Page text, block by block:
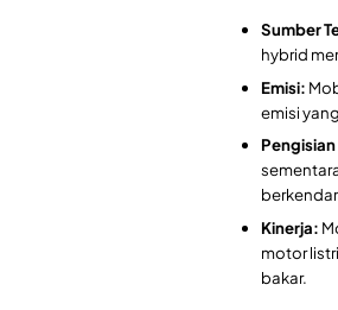
Sumber
hybrid
Emisi:
emisi
Kinerja:
motor
bakar.